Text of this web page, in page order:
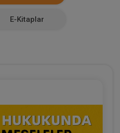
E-Kitaplar